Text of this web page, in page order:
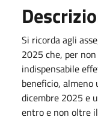
Si ricorda agli
2025 che, per
indispensabile
beneficio,
dicembre 2025 e
entro e non oltre